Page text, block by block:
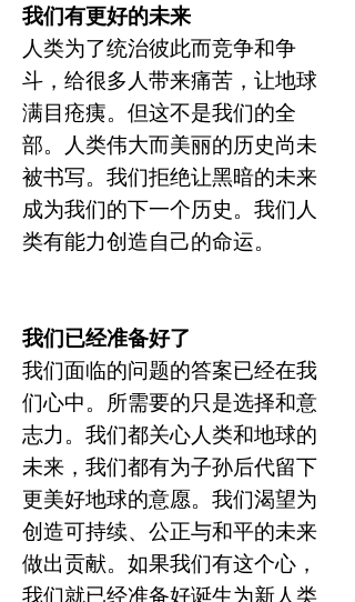
我们有更好的未来
人类为了统治彼此而竞争和争
斗，给很多人带来痛苦，让地球
满目疮痍。但这不是我们的全
部。人类伟大而美丽的历史尚未
被书写。我们拒绝让黑暗的未来
成为我们的下一个历史。我们人
类有能力创造自己的命运。
我们已经准备好了
我们面临的问题的答案已经在我
们心中。所需要的只是选择和意
志力。我们都关心人类和地球的
未来，我们都有为子孙后代留下
更美好地球的意愿。我们渴望为
创造可持续、公正与和平的未来
做出贡献。如果我们有这个心，
我们就已经准备好诞生为新人类